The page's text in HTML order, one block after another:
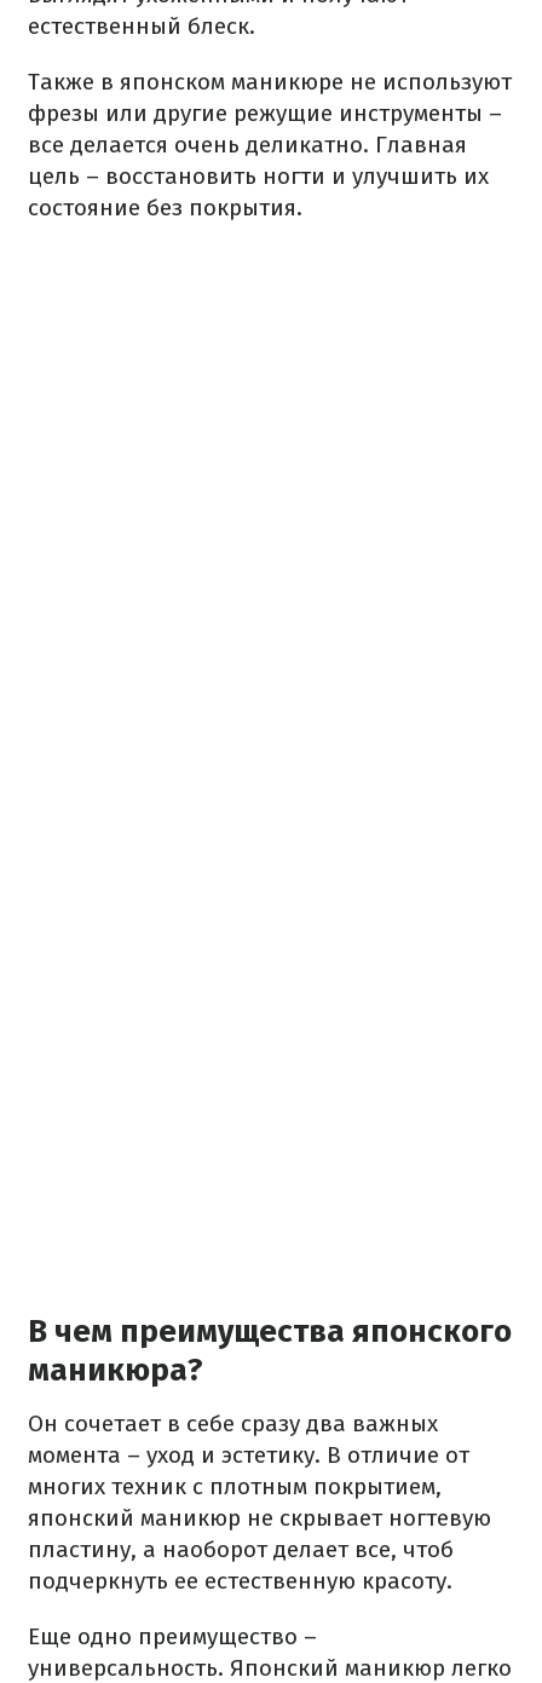
естественный блеск.
Также в японском маникюре не используют
фрезы или другие режущие инструменты –
все делается очень деликатно. Главная
цель – восстановить ногти и улучшить их
состояние без покрытия.
В чем преимущества японского
маникюра?
Он сочетает в себе сразу два важных
момента – уход и эстетику. В отличие от
многих техник с плотным покрытием,
японский маникюр не скрывает ногтевую
пластину, а наоборот делает все, чтоб
подчеркнуть ее естественную красоту.
Еще одно преимущество –
универсальность. Японский маникюр легко